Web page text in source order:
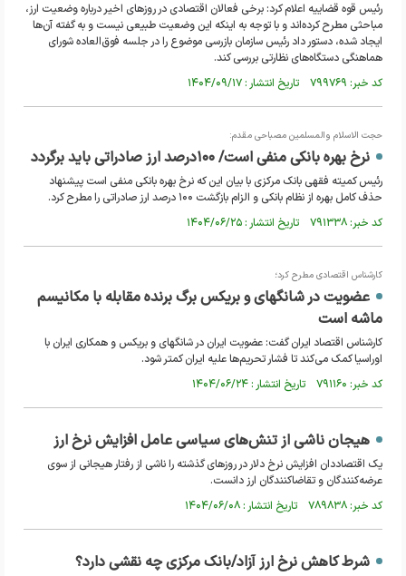
رئیس قوه قضاییه اعلام کرد: برخی فعالان اقتصادی در روزهای اخیر درباره وضعیت ارز،
مباحثی مطرح کرده‌اند و با توجه به اینکه این وضعیت طبیعی نیست و به گفته آن‌ها
ایجاد شده، دستور داد رئیس سازمان بازرسی موضوع را در جلسه فوق‌العاده شورای
هماهنگی دستگاه‌های نظارتی بررسی کند.
کد خبر: ۷۹۹۷۶۹ تاریخ انتشار : ۱۴۰۴/۰۹/۱۷
حجت الاسلام والمسلمین مصباحی مقدم:
نرخ بهره بانکی منفی است/ ۱۰۰درصد ارز صادراتی باید برگردد
رئیس کمیته فقهی بانک مرکزی با بیان این که نرخ بهره بانکی منفی است پیشنهاد
حذف کامل بهره از نظام بانکی و الزام بازگشت ۱۰۰ درصد ارز صادراتی را مطرح کرد.
کد خبر: ۷۹۱۳۳۸ تاریخ انتشار : ۱۴۰۴/۰۶/۲۵
کارشناس اقتصادی مطرح کرد؛
عضویت در شانگهای و بریکس برگ برنده مقابله با مکانیسم
ماشه است
کارشناس اقتصاد ایران گفت: عضویت ایران در شانگهای و بریکس و همکاری ایران با
اوراسیا کمک می‌کند تا فشار تحریم‌ها علیه ایران کمتر شود.
کد خبر: ۷۹۱۱۶۰ تاریخ انتشار : ۱۴۰۴/۰۶/۲۴
هیجان ناشی از تنش‌های سیاسی عامل افزایش نرخ ارز
یک اقتصاددان افزایش نرخ دلار در روزهای گذشته را ناشی از رفتار هیجانی از سوی
عرضه‌کنندگان و تقاضاکنندگان ارز دانست.
کد خبر: ۷۸۹۸۳۸ تاریخ انتشار : ۱۴۰۴/۰۶/۰۸
شرط کاهش نرخ ارز آزاد/بانک مرکزی چه نقشی دارد؟